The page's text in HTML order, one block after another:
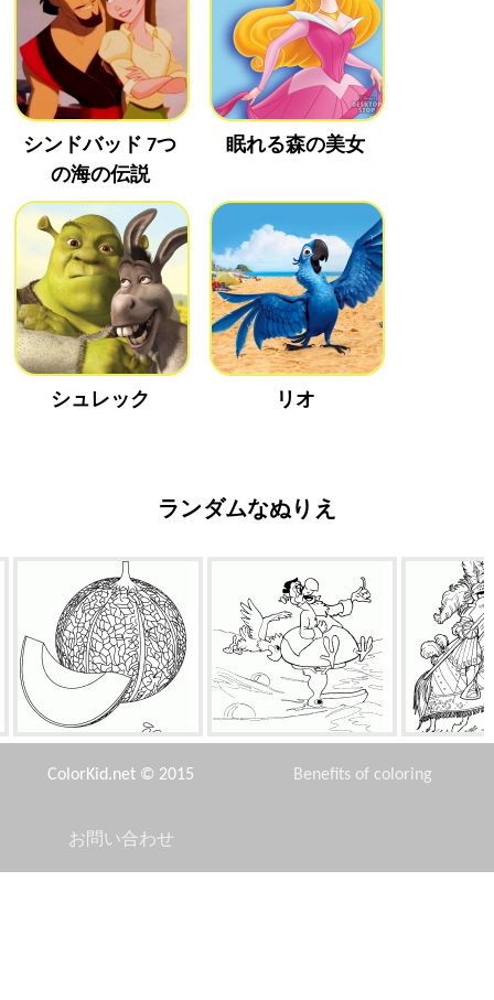
シンドバッド 7つ
の海の伝説
眠れる森の美女
シュレック リオ
ランダムなぬりえ
メロン パロットの攻撃 トーナメ
ColorKid.net © 2015 Benefits of coloring
お問い合わせ